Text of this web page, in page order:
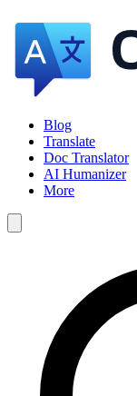
Blog
Translate
Doc Translator
AI Humanizer
More